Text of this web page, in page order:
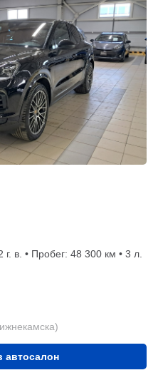
в. • Пробег: 48 300 км • 3 л.
автосалон